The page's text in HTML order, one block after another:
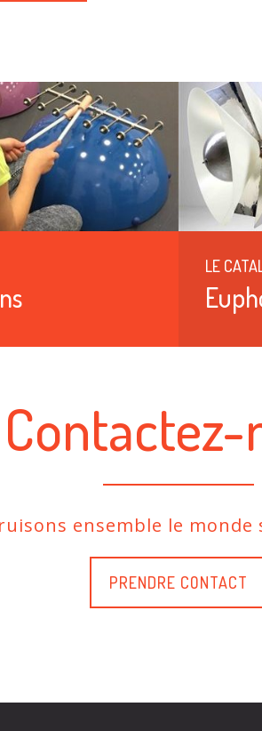
LE
Contactez-
ensemble le monde
PRENDRE CONTACT